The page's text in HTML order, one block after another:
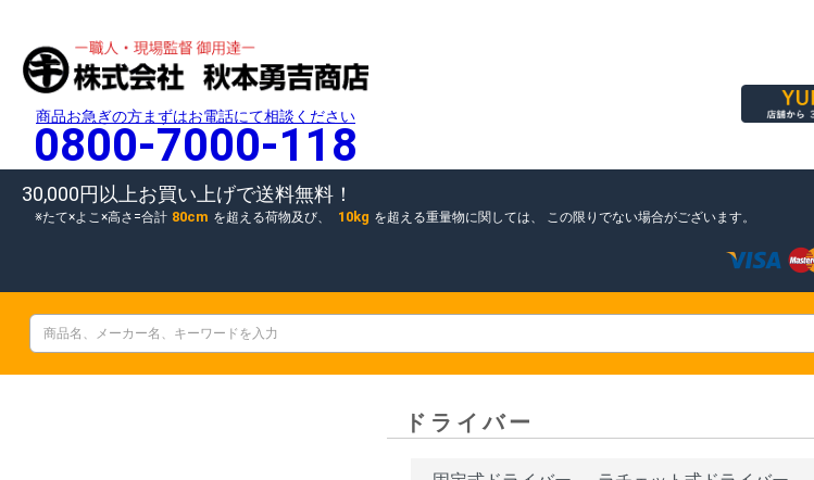
商品お急ぎの方まずはお電話にて相談ください
0800-7000-118
30,000円以上お買い上げで送料無料！
たて×よこ×高さ=合計 80cm を超える荷物及び、 10kg を超える重量物に関しては、 この限りでない場合がございます。
ドライバー